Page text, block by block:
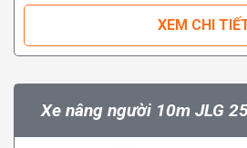
XEM CHI
Xe nâng người 10m JLG